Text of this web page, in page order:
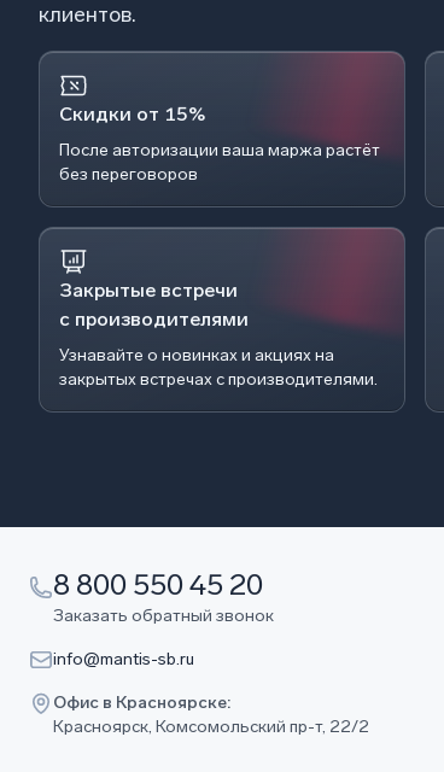
клиентов.
Скидки от 15%
После авторизации ваша маржа растёт
без переговоров
Закрытые встречи
с производителями
Узнавайте о новинках и акциях на
закрытых встречах с производителями.
8 800 550 45 20
Заказать обратный звонок
info@mantis-sb.ru
Офис в Красноярске:
Красноярск, Комсомольский пр-т, 22/2